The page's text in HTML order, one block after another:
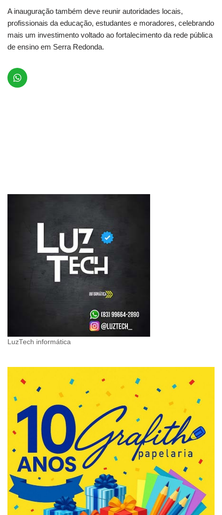
A inauguração também deve reunir autoridades locais,
profissionais da educação, estudantes e moradores, celebrando
mais um investimento voltado ao fortalecimento da rede pública
de ensino em Serra Redonda.
LuzTech informática